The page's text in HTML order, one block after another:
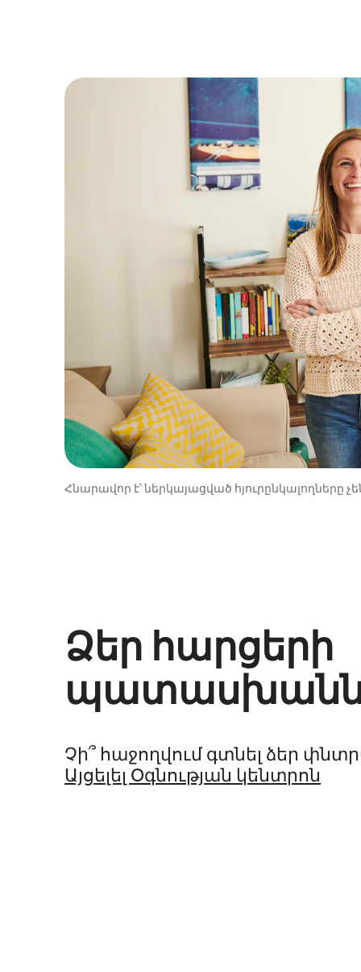
Հնարավոր է՝ ներկայացված հյուրընկալողները
Ձեր հարցերի
Չի՞ հաջողվում գտնել ձեր
Այցելել Օգնության կենտրոն